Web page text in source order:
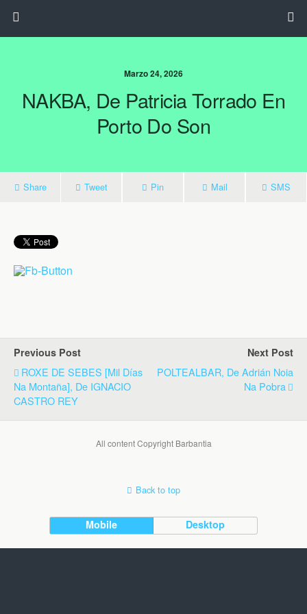
Marzo 24, 2026
NAKBA, De Patricia Torrado En
Porto Do Son
Share Tweet Pin Mail SMS
Previous Post
ROXE DE SEBES [Mil Días
Na Montaña], De IGNACIO
CASTRO REY
Next Post
POLTEALBAR, De Adrián Noia
Na Pobra
All content Copyright Barbantia
Back to top
Mobile Desktop